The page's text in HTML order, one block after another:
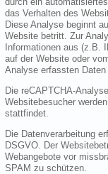
das Verhalten des
Diese Analyse beginnt
Website betritt. Zur
Informationen aus (z.B.
auf der Website oder
Analyse erfassten Daten
Die reCAPTCHA-
Websitebesucher
stattfindet.
Die Datenverarbeitung
DSGVO. Der
Webangebote vor
SPAM zu schützen.